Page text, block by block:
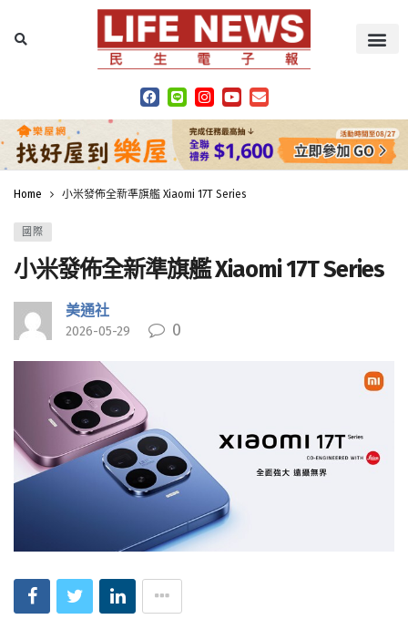
Home 小米發佈全新準旗艦 Xiaomi 17T Series
國際
小米發佈全新準旗艦 Xiaomi 17T Series
美通社
2026-05-29 0